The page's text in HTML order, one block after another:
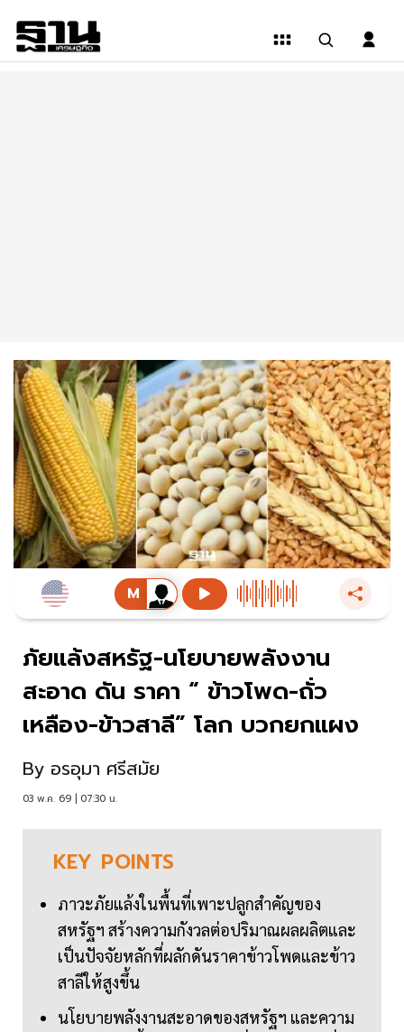
ภัยแล้งสหรัฐ-นโยบายพลังงาน
สะอาด ดัน ราคา “ ข้าวโพด-ถั่ว
เหลือง-ข้าวสาลี” โลก บวกยกแผง
By อรอุมา ศรีสมัย
03 พ.ค. 69 | 07:30 น.
KEY POINTS
ภาวะภัยแล้งในพื้นที่เพาะปลูกสำคัญของ
สหรัฐฯ สร้างความกังวลต่อปริมาณผลผลิตและ
เป็นปัจจัยหลักที่ผลักดันราคาข้าวโพดและข้าว
สาลีให้สูงขึ้น
นโยบายพลังงานสะอาดของสหรัฐฯ และความ